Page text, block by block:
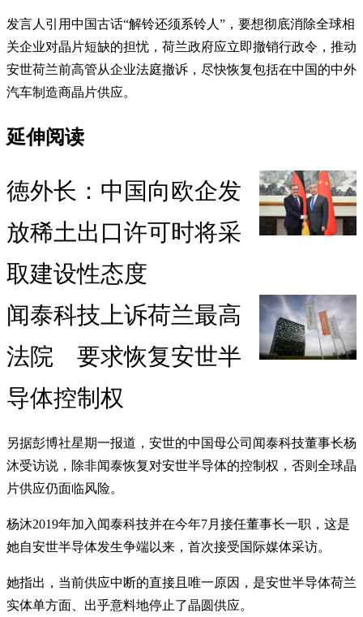
发言人引用中国古话“解铃还须系铃人”，要想彻底消除全球相
关企业对晶片短缺的担忧，荷兰政府应立即撤销行政令，推动
安世荷兰前高管从企业法庭撤诉，尽快恢复包括在中国的中外
汽车制造商晶片供应。
延伸阅读
徳外长：中国向欧企发
放稀土出口许可时将采
取建设性态度
闻泰科技上诉荷兰最高
法院 要求恢复安世半
导体控制权
另据彭博社星期一报道，安世的中国母公司闻泰科技董事长杨
沐受访说，除非闻泰恢复对安世半导体的控制权，否则全球晶
片供应仍面临风险。
杨沐2019年加入闻泰科技并在今年7月接任董事长一职，这是
她自安世半导体发生争端以来，首次接受国际媒体采访。
她指出，当前供应中断的直接且唯一原因，是安世半导体荷兰
实体单方面、出乎意料地停止了晶圆供应。